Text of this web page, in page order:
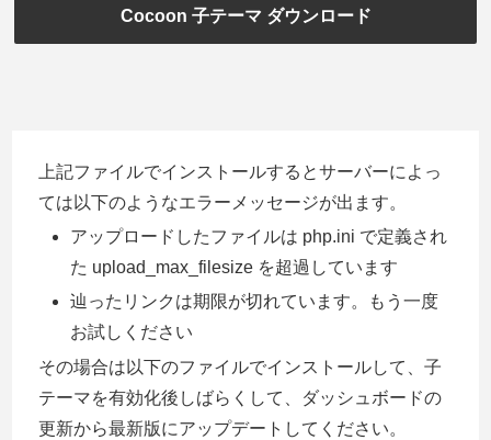
Cocoon 子テーマ ダウンロード
上記ファイルでインストールするとサーバーによっ
ては以下のようなエラーメッセージが出ます。
アップロードしたファイルは php.ini で定義され
た upload_max_filesize を超過しています
辿ったリンクは期限が切れています。もう一度
お試しください
その場合は以下のファイルでインストールして、子
テーマを有効化後しばらくして、ダッシュボードの
更新から最新版にアップデートしてください。